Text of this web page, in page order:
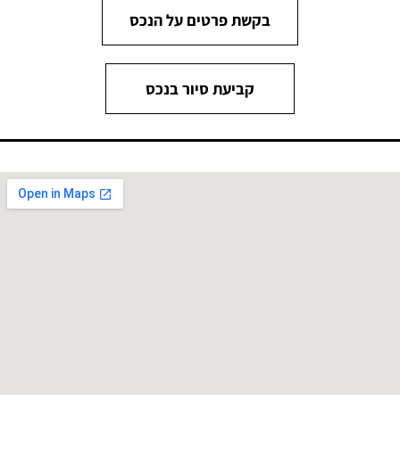
בקשת פרטים על הנכס
קביעת סיור בנכס